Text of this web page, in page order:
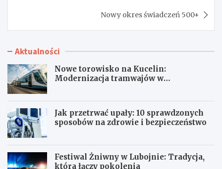
Nowy okres świadczeń 500+
Aktualności
Nowe torowisko na Kucelin:
Modernizacja tramwajów w
Jak przetrwać upały: 10 sprawdzonych
sposobów na zdrowie i bezpieczeństwo
Festiwal Żniwny w Lubojnie: Tradycja,
która łączy pokolenia